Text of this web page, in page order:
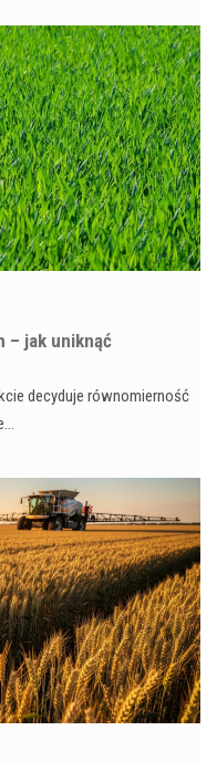
– jak uniknąć
decyduje równomierność